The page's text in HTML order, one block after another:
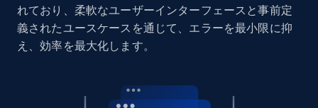
れており、柔軟なユーザーインターフェースと事前定
義されたユースケースを通じて、エラーを最小限に抑
え、効率を最大化します。